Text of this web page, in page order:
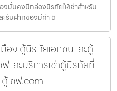
มั่นคงมีกล่องนิรภัยให้เช่าสำหรับ
ะรับฝากของมีค่า ต
อง ตู้นิรภัยเอกชนและตู้
ฟและบริการเช่าตู้นิรภัยที่
เซฟ.com